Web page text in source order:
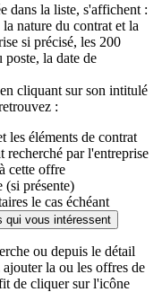
dans la liste, s'affichent :
nature du contrat et la
si précisé, les 200
poste, la date de
cliquant sur son intitulé
:
les éléments de contrat
par l'entreprise
cette offre
(si présente)
le cas échéant
qui vous intéressent
ou depuis le détail
la ou les offres de
de cliquer sur l'icône